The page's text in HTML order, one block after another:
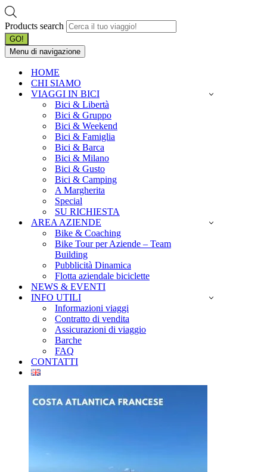
Products search
GO!
Menu di navigazione
HOME
CHI SIAMO
VIAGGI IN BICI
Bici & Libertà
Bici & Gruppo
Bici & Weekend
Bici & Famiglia
Bici & Barca
Bici & Milano
Bici & Gusto
Bici & Camping
A Margherita
Special
SU RICHIESTA
AREA AZIENDE
Bike & Coaching
Bike Tour per Aziende – Team
Building
Pubblicità Dinamica
Flotta aziendale biciclette
NEWS & EVENTI
INFO UTILI
Informazioni viaggi
Contratto di vendita
Assicurazioni di viaggio
Barche
FAQ
CONTATTI